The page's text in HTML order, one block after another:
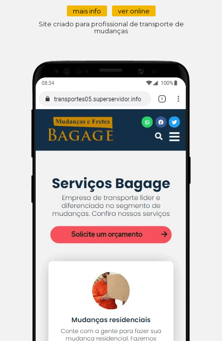
mais info
ver online
Site criado para profissional de transporte de
mudanças